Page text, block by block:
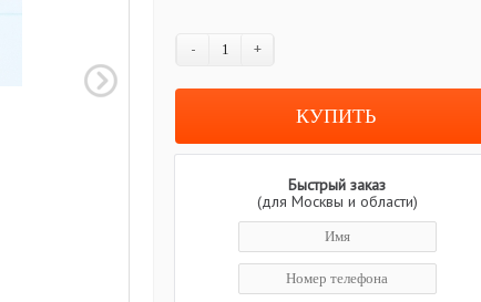
- +
Быстрый заказ
(для Москвы и области)